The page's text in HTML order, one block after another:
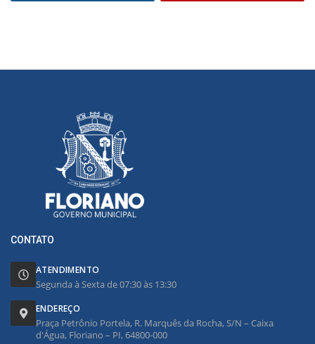
CONTATO
ATENDIMENTO
Segunda à Sexta de 07:30 às 13:30
ENDEREÇO
Praça Petrônio Portela, R. Marquês da Rocha, S/N – Caixa
d'Água, Floriano – PI, 64800-000